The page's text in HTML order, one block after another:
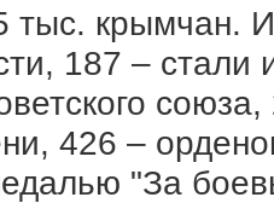
тыс. крымчан.
187 –
426 –
"За